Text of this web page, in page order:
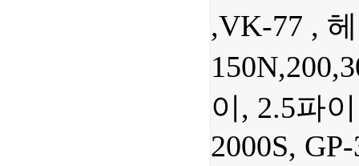
,VK-77 ,
이, 2.5파
2000S,